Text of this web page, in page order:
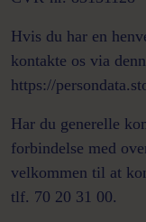
Hvis du har en
kontakte os via
https://
Har du generelle
forbindelse med
velkommen til at
tlf. 70 20 31 00.